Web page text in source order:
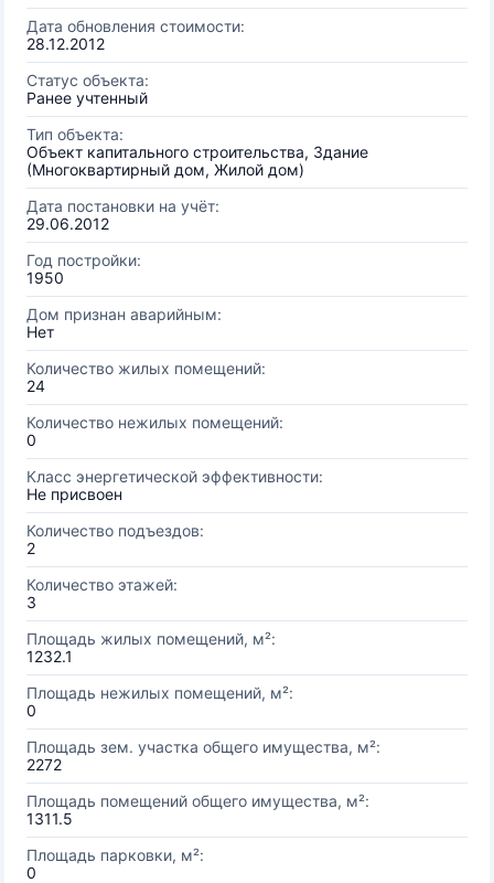
Дата обновления стоимости:
28.12.2012
Статус объекта:
Ранее учтенный
Тип объекта:
Объект капитального строительства, Здание
(Многоквартирный дом, Жилой дом)
Дата постановки на учёт:
29.06.2012
Год постройки:
1950
Дом признан аварийным:
Нет
Количество жилых помещений:
24
Количество нежилых помещений:
0
Класс энергетической эффективности:
Не присвоен
Количество подъездов:
2
Количество этажей:
3
Площадь жилых помещений, м²:
1232.1
Площадь нежилых помещений, м²:
0
Площадь зем. участка общего имущества, м²:
2272
Площадь помещений общего имущества, м²:
1311.5
Площадь парковки, м²:
0